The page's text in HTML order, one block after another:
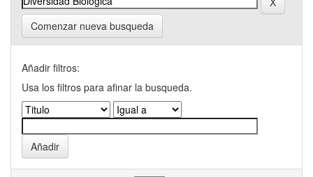
Comenzar nueva busqueda
Añadir filtros:
Usa los filtros para afinar la busqueda.